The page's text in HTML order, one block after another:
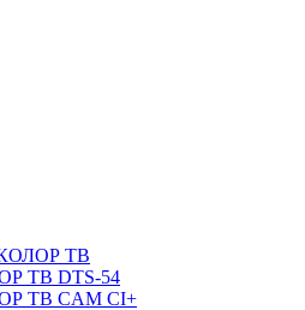
ТВ
ТВ DTS-54
ТВ CAM CI+